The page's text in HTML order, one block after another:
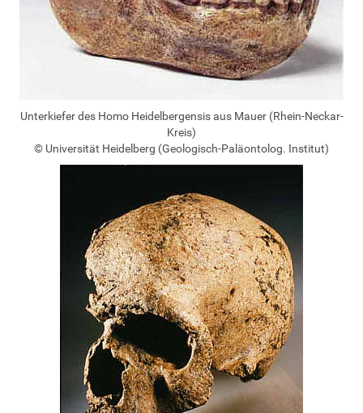
Unterkiefer des Homo Heidelbergensis aus Mauer (Rhein-Neckar-
Kreis)
© Universität Heidelberg (Geologisch-Paläontolog. Institut)